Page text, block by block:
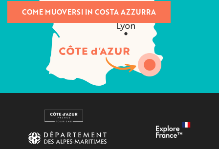
COME MUOVERSI IN COSTA AZZURRA